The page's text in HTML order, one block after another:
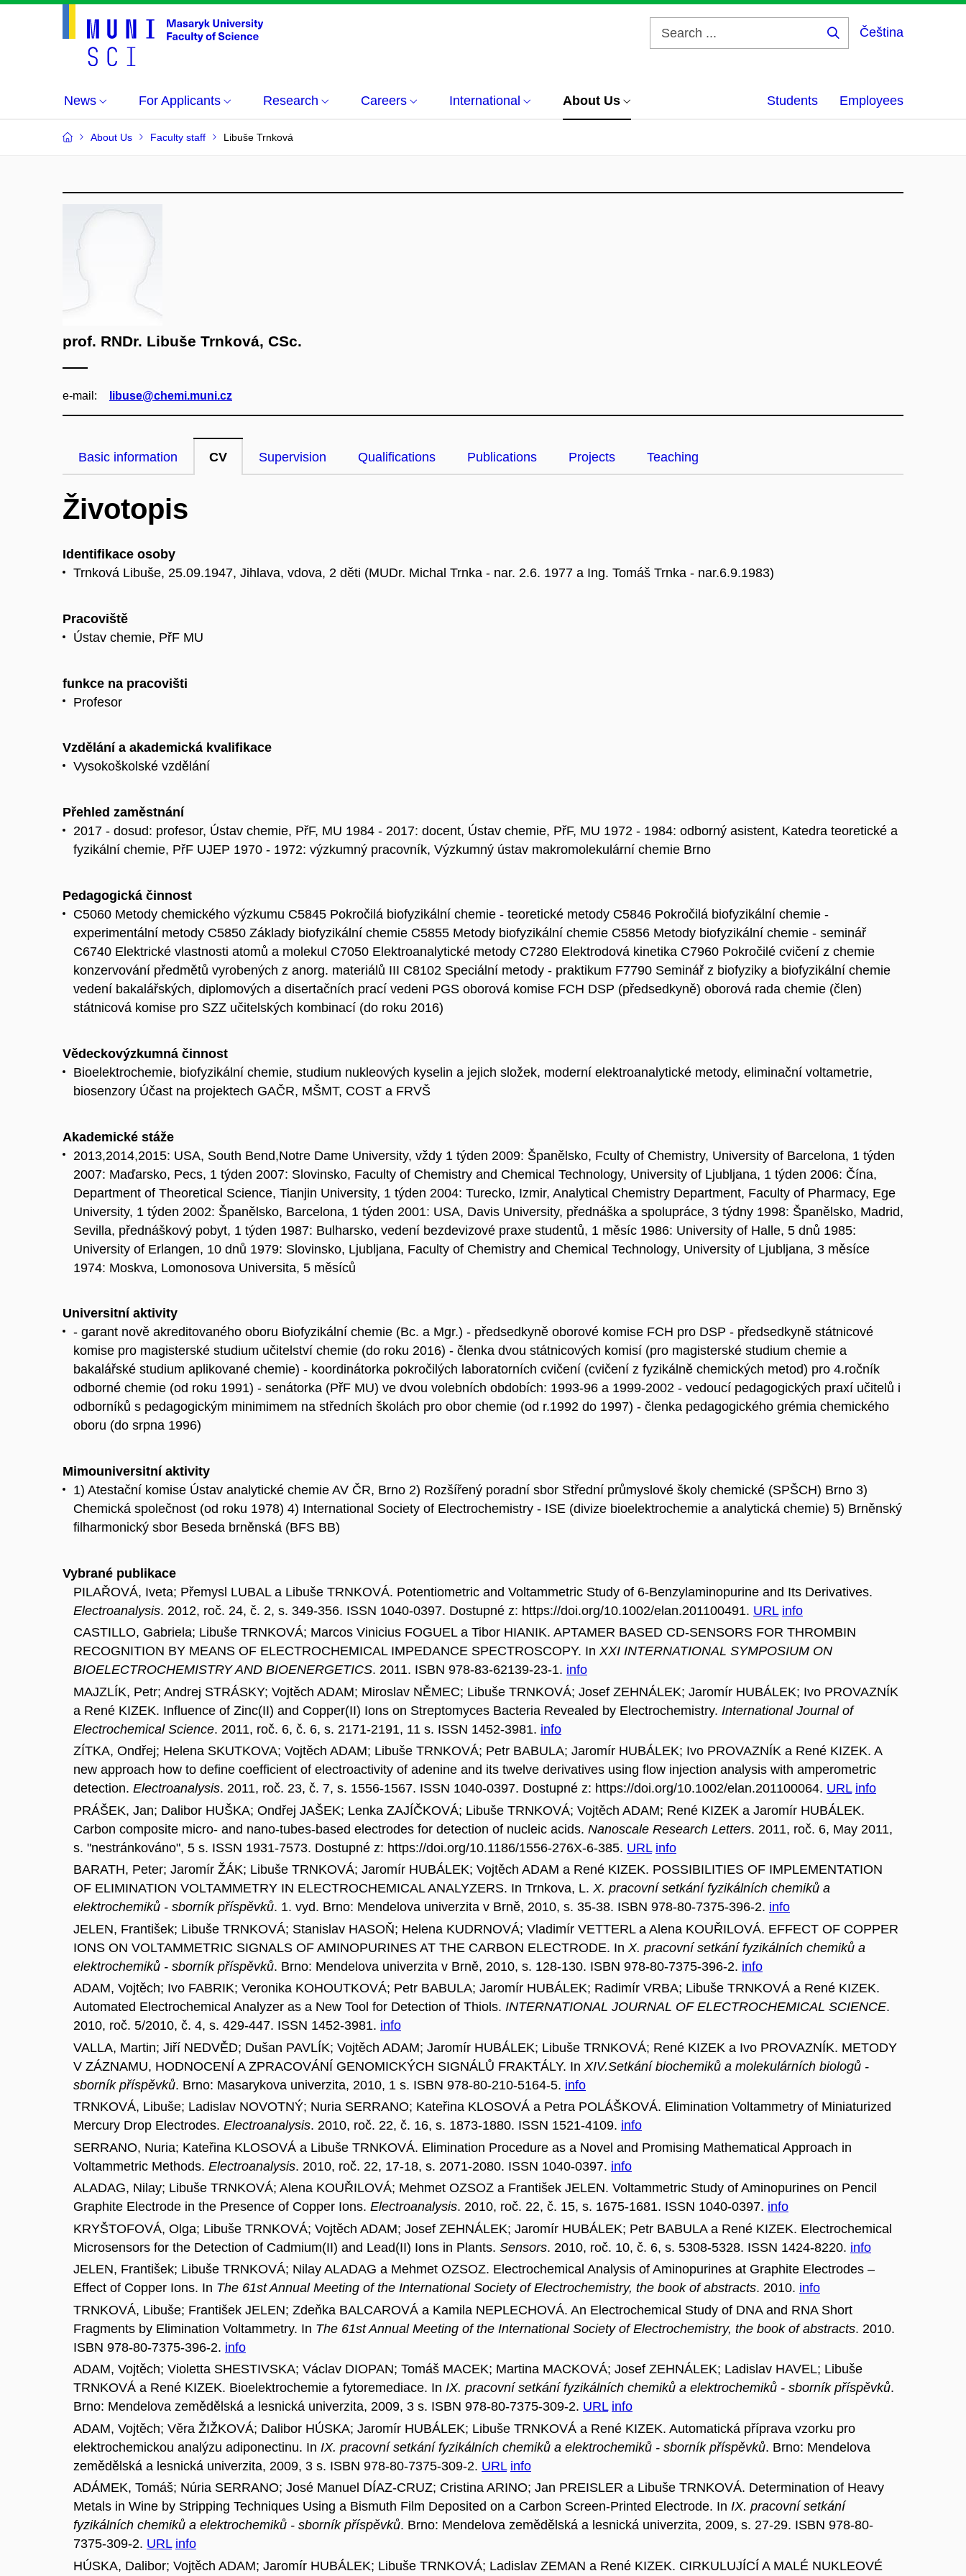
Čeština
News For Applicants Research Careers International About Us Students Employees
About Us Faculty staff Libuše Trnková
prof. RNDr. Libuše Trnková, CSc.
e‑mail: libuse@chemi.muni.cz
Basic information CV Supervision Qualifications Publications Projects Teaching
Životopis
Identifikace osoby
Trnková Libuše, 25.09.1947, Jihlava, vdova, 2 děti (MUDr. Michal Trnka - nar. 2.6. 1977 a Ing. Tomáš Trnka - nar.6.9.1983)
Pracoviště
Ústav chemie, PřF MU
funkce na pracovišti
Profesor
Vzdělání a akademická kvalifikace
Vysokoškolské vzdělání
Přehled zaměstnání
2017 - dosud: profesor, Ústav chemie, PřF, MU 1984 - 2017: docent, Ústav chemie, PřF, MU 1972 - 1984: odborný asistent, Katedra teoretické a
fyzikální chemie, PřF UJEP 1970 - 1972: výzkumný pracovník, Výzkumný ústav makromolekulární chemie Brno
Pedagogická činnost
C5060 Metody chemického výzkumu C5845 Pokročilá biofyzikální chemie - teoretické metody C5846 Pokročilá biofyzikální chemie -
experimentální metody C5850 Základy biofyzikální chemie C5855 Metody biofyzikální chemie C5856 Metody biofyzikální chemie - seminář
C6740 Elektrické vlastnosti atomů a molekul C7050 Elektroanalytické metody C7280 Elektrodová kinetika C7960 Pokročilé cvičení z chemie
konzervování předmětů vyrobených z anorg. materiálů III C8102 Speciální metody - praktikum F7790 Seminář z biofyziky a biofyzikální chemie
vedení bakalářských, diplomových a disertačních prací vedeni PGS oborová komise FCH DSP (předsedkyně) oborová rada chemie (člen)
státnicová komise pro SZZ učitelských kombinací (do roku 2016)
Vědeckovýzkumná činnost
Bioelektrochemie, biofyzikální chemie, studium nukleových kyselin a jejich složek, moderní elektroanalytické metody, eliminační voltametrie,
biosenzory Účast na projektech GAČR, MŠMT, COST a FRVŠ
Akademické stáže
2013,2014,2015: USA, South Bend,Notre Dame University, vždy 1 týden 2009: Španělsko, Fculty of Chemistry, University of Barcelona, 1 týden
2007: Maďarsko, Pecs, 1 týden 2007: Slovinsko, Faculty of Chemistry and Chemical Technology, University of Ljubljana, 1 týden 2006: Čína,
Department of Theoretical Science, Tianjin University, 1 týden 2004: Turecko, Izmir, Analytical Chemistry Department, Faculty of Pharmacy, Ege
University, 1 týden 2002: Španělsko, Barcelona, 1 týden 2001: USA, Davis University, přednáška a spolupráce, 3 týdny 1998: Španělsko, Madrid,
Sevilla, přednáškový pobyt, 1 týden 1987: Bulharsko, vedení bezdevizové praxe studentů, 1 měsíc 1986: University of Halle, 5 dnů 1985:
University of Erlangen, 10 dnů 1979: Slovinsko, Ljubljana, Faculty of Chemistry and Chemical Technology, University of Ljubljana, 3 měsíce
1974: Moskva, Lomonosova Universita, 5 měsíců
Universitní aktivity
- garant nově akreditovaného oboru Biofyzikální chemie (Bc. a Mgr.) - předsedkyně oborové komise FCH pro DSP - předsedkyně státnicové
komise pro magisterské studium učitelství chemie (do roku 2016) - členka dvou státnicových komisí (pro magisterské studium chemie a
bakalářské studium aplikované chemie) - koordinátorka pokročilých laboratorních cvičení (cvičení z fyzikálně chemických metod) pro 4.ročník
odborné chemie (od roku 1991) - senátorka (PřF MU) ve dvou volebních obdobích: 1993-96 a 1999-2002 - vedoucí pedagogických praxí učitelů i
odborníků s pedagogickým minimimem na středních školách pro obor chemie (od r.1992 do 1997) - členka pedagogického grémia chemického
oboru (do srpna 1996)
Mimouniversitní aktivity
1) Atestační komise Ústav analytické chemie AV ČR, Brno 2) Rozšířený poradní sbor Střední průmyslové školy chemické (SPŠCH) Brno 3)
Chemická společnost (od roku 1978) 4) International Society of Electrochemistry - ISE (divize bioelektrochemie a analytická chemie) 5) Brněnský
filharmonický sbor Beseda brněnská (BFS BB)
Vybrané publikace
PILAŘOVÁ, Iveta; Přemysl LUBAL a Libuše TRNKOVÁ. Potentiometric and Voltammetric Study of 6-Benzylaminopurine and Its Derivatives.
Electroanalysis. 2012, roč. 24, č. 2, s. 349-356. ISSN 1040-0397. Dostupné z: https://doi.org/10.1002/elan.201100491. URL info
CASTILLO, Gabriela; Libuše TRNKOVÁ; Marcos Vinicius FOGUEL a Tibor HIANIK. APTAMER BASED CD-SENSORS FOR THROMBIN
RECOGNITION BY MEANS OF ELECTROCHEMICAL IMPEDANCE SPECTROSCOPY. In XXI INTERNATIONAL SYMPOSIUM ON
BIOELECTROCHEMISTRY AND BIOENERGETICS. 2011. ISBN 978-83-62139-23-1. info
MAJZLÍK, Petr; Andrej STRÁSKY; Vojtěch ADAM; Miroslav NĚMEC; Libuše TRNKOVÁ; Josef ZEHNÁLEK; Jaromír HUBÁLEK; Ivo PROVAZNÍK
a René KIZEK. Influence of Zinc(II) and Copper(II) Ions on Streptomyces Bacteria Revealed by Electrochemistry. International Journal of
Electrochemical Science. 2011, roč. 6, č. 6, s. 2171-2191, 11 s. ISSN 1452-3981. info
ZÍTKA, Ondřej; Helena SKUTKOVA; Vojtěch ADAM; Libuše TRNKOVÁ; Petr BABULA; Jaromír HUBÁLEK; Ivo PROVAZNÍK a René KIZEK. A
new approach how to define coefficient of electroactivity of adenine and its twelve derivatives using flow injection analysis with amperometric
detection. Electroanalysis. 2011, roč. 23, č. 7, s. 1556-1567. ISSN 1040-0397. Dostupné z: https://doi.org/10.1002/elan.201100064. URL info
PRÁŠEK, Jan; Dalibor HUŠKA; Ondřej JAŠEK; Lenka ZAJÍČKOVÁ; Libuše TRNKOVÁ; Vojtěch ADAM; René KIZEK a Jaromír HUBÁLEK.
Carbon composite micro- and nano-tubes-based electrodes for detection of nucleic acids. Nanoscale Research Letters. 2011, roč. 6, May 2011,
s. "nestránkováno", 5 s. ISSN 1931-7573. Dostupné z: https://doi.org/10.1186/1556-276X-6-385. URL info
BARATH, Peter; Jaromír ŽÁK; Libuše TRNKOVÁ; Jaromír HUBÁLEK; Vojtěch ADAM a René KIZEK. POSSIBILITIES OF IMPLEMENTATION
OF ELIMINATION VOLTAMMETRY IN ELECTROCHEMICAL ANALYZERS. In Trnkova, L. X. pracovní setkání fyzikálních chemiků a
elektrochemiků - sborník příspěvků. 1. vyd. Brno: Mendelova univerzita v Brně, 2010, s. 35-38. ISBN 978-80-7375-396-2. info
JELEN, František; Libuše TRNKOVÁ; Stanislav HASOŇ; Helena KUDRNOVÁ; Vladimír VETTERL a Alena KOUŘILOVÁ. EFFECT OF COPPER
IONS ON VOLTAMMETRIC SIGNALS OF AMINOPURINES AT THE CARBON ELECTRODE. In X. pracovní setkání fyzikálních chemiků a
elektrochemiků - sborník příspěvků. Brno: Mendelova univerzita v Brně, 2010, s. 128-130. ISBN 978-80-7375-396-2. info
ADAM, Vojtěch; Ivo FABRIK; Veronika KOHOUTKOVÁ; Petr BABULA; Jaromír HUBÁLEK; Radimír VRBA; Libuše TRNKOVÁ a René KIZEK.
Automated Electrochemical Analyzer as a New Tool for Detection of Thiols. INTERNATIONAL JOURNAL OF ELECTROCHEMICAL SCIENCE.
2010, roč. 5/2010, č. 4, s. 429-447. ISSN 1452-3981. info
VALLA, Martin; Jiří NEDVĚD; Dušan PAVLÍK; Vojtěch ADAM; Jaromír HUBÁLEK; Libuše TRNKOVÁ; René KIZEK a Ivo PROVAZNÍK. METODY
V ZÁZNAMU, HODNOCENÍ A ZPRACOVÁNÍ GENOMICKÝCH SIGNÁLŮ FRAKTÁLY. In XIV.Setkání biochemiků a molekulárních biologů -
sborník příspěvků. Brno: Masarykova univerzita, 2010, 1 s. ISBN 978-80-210-5164-5. info
TRNKOVÁ, Libuše; Ladislav NOVOTNÝ; Nuria SERRANO; Kateřina KLOSOVÁ a Petra POLÁŠKOVÁ. Elimination Voltammetry of Miniaturized
Mercury Drop Electrodes. Electroanalysis. 2010, roč. 22, č. 16, s. 1873-1880. ISSN 1521-4109. info
SERRANO, Nuria; Kateřina KLOSOVÁ a Libuše TRNKOVÁ. Elimination Procedure as a Novel and Promising Mathematical Approach in
Voltammetric Methods. Electroanalysis. 2010, roč. 22, 17-18, s. 2071-2080. ISSN 1040-0397. info
ALADAG, Nilay; Libuše TRNKOVÁ; Alena KOUŘILOVÁ; Mehmet OZSOZ a František JELEN. Voltammetric Study of Aminopurines on Pencil
Graphite Electrode in the Presence of Copper Ions. Electroanalysis. 2010, roč. 22, č. 15, s. 1675-1681. ISSN 1040-0397. info
KRYŠTOFOVÁ, Olga; Libuše TRNKOVÁ; Vojtěch ADAM; Josef ZEHNÁLEK; Jaromír HUBÁLEK; Petr BABULA a René KIZEK. Electrochemical
Microsensors for the Detection of Cadmium(II) and Lead(II) Ions in Plants. Sensors. 2010, roč. 10, č. 6, s. 5308-5328. ISSN 1424-8220. info
JELEN, František; Libuše TRNKOVÁ; Nilay ALADAG a Mehmet OZSOZ. Electrochemical Analysis of Aminopurines at Graphite Electrodes –
Effect of Copper Ions. In The 61st Annual Meeting of the International Society of Electrochemistry, the book of abstracts. 2010. info
TRNKOVÁ, Libuše; František JELEN; Zdeňka BALCAROVÁ a Kamila NEPLECHOVÁ. An Electrochemical Study of DNA and RNA Short
Fragments by Elimination Voltammetry. In The 61st Annual Meeting of the International Society of Electrochemistry, the book of abstracts. 2010.
ISBN 978-80-7375-396-2. info
ADAM, Vojtěch; Violetta SHESTIVSKA; Václav DIOPAN; Tomáš MACEK; Martina MACKOVÁ; Josef ZEHNÁLEK; Ladislav HAVEL; Libuše
TRNKOVÁ a René KIZEK. Bioelektrochemie a fytoremediace. In IX. pracovní setkání fyzikálních chemiků a elektrochemiků - sborník příspěvků.
Brno: Mendelova zemědělská a lesnická univerzita, 2009, 3 s. ISBN 978-80-7375-309-2. URL info
ADAM, Vojtěch; Věra ŽIŽKOVÁ; Dalibor HÚSKA; Jaromír HUBÁLEK; Libuše TRNKOVÁ a René KIZEK. Automatická příprava vzorku pro
elektrochemickou analýzu adiponectinu. In IX. pracovní setkání fyzikálních chemiků a elektrochemiků - sborník příspěvků. Brno: Mendelova
zemědělská a lesnická univerzita, 2009, 3 s. ISBN 978-80-7375-309-2. URL info
ADÁMEK, Tomáš; Núria SERRANO; José Manuel DÍAZ-CRUZ; Cristina ARINO; Jan PREISLER a Libuše TRNKOVÁ. Determination of Heavy
Metals in Wine by Stripping Techniques Using a Bismuth Film Deposited on a Carbon Screen-Printed Electrode. In IX. pracovní setkání
fyzikálních chemiků a elektrochemiků - sborník příspěvků. Brno: Mendelova zemědělská a lesnická univerzita, 2009, s. 27-29. ISBN 978-80-
7375-309-2. URL info
HÚSKA, Dalibor; Vojtěch ADAM; Jaromír HUBÁLEK; Libuše TRNKOVÁ; Ladislav ZEMAN a René KIZEK. CIRKULUJÍCÍ A MALÉ NUKLEOVÉ